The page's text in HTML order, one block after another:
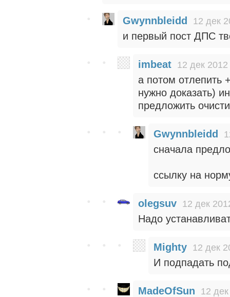
Gwynnbleidd 12 дек
и первый пост ДПС
imbeat 12 дек
а потом отлепить
нужно доказать)
предложить
Gwynnbleidd
сначала
ссылку на
olegsuv 12 дек
Надо
Mighty 12 дек
И подпадать
MadeOfSun 12